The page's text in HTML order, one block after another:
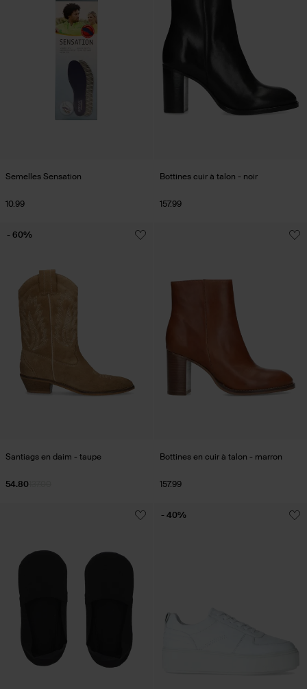
Semelles Sensation
10.99
Bottines cuir à talon - noir
157.99
Santiags en daim - taupe
54.80
- 60%
Bottines en cuir à talon - marron
157.99
- 40%